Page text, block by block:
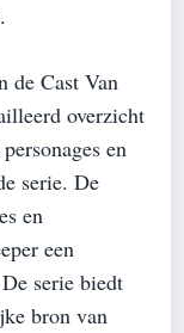
de Cast Van
overzicht
en
serie. De
en
een
serie biedt
bron van